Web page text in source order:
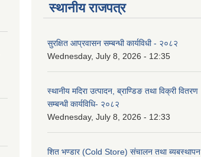
स्थानीय राजपत्र
सुरक्षित आप्रवासन सम्बन्धी कार्यविधी - २०८२
Wednesday, July 8, 2026 - 12:35
स्थानीय मदिरा उत्पादन, ब्राण्डिङ तथा विक्री वितरण
सम्बन्धी कार्यविधि- २०८२
Wednesday, July 8, 2026 - 12:33
शित भण्डार (Cold Store) संचालन तथा ब्यबस्थापन